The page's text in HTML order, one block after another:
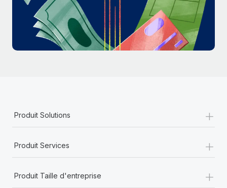
Produit Solutions +
Produit Services +
Produit Taille d'entreprise +